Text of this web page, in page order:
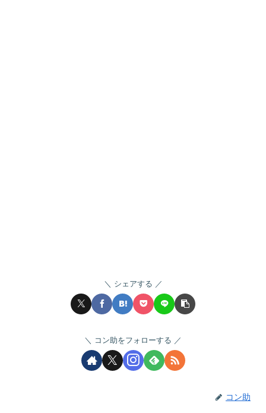
シェアする
コン助をフォローする
コン助